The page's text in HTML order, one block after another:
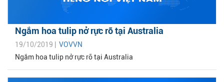
Ngắm hoa tulip nở rực rỡ tại Australia
19/10/2019 | VOVVN
Ngắm hoa tulip nở rực rỡ tại Australia